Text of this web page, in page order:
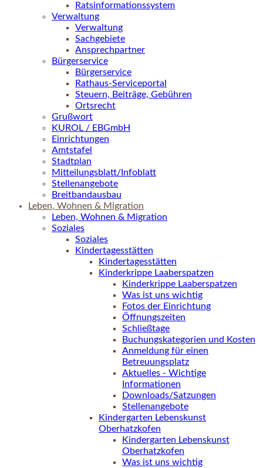
Ratsinformationssystem
Verwaltung
Verwaltung
Sachgebiete
Ansprechpartner
Bürgerservice
Bürgerservice
Rathaus-Serviceportal
Steuern, Beiträge, Gebühren
Ortsrecht
Grußwort
KUROL / EBGmbH
Einrichtungen
Amtstafel
Stadtplan
Mitteilungsblatt/Infoblatt
Stellenangebote
Breitbandausbau
Leben, Wohnen & Migration
Leben, Wohnen & Migration
Soziales
Soziales
Kindertagesstätten
Kindertagesstätten
Kinderkrippe Laaberspatzen
Kinderkrippe Laaberspatzen
Was ist uns wichtig
Fotos der Einrichtung
Öffnungszeiten
Schließtage
Buchungskategorien und Kosten
Anmeldung für einen
Betreuungsplatz
Aktuelles - Wichtige
Informationen
Downloads/Satzungen
Stellenangebote
Kindergarten Lebenskunst
Oberhatzkofen
Kindergarten Lebenskunst
Oberhatzkofen
Was ist uns wichtig